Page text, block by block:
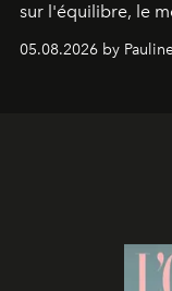
sur l'équilibre, le
05.08.2026 by